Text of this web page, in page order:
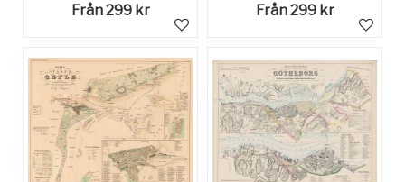
Från 299 kr Från 299 kr